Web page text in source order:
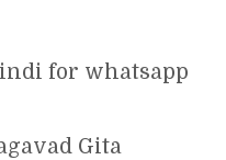
for whatsapp
Gita